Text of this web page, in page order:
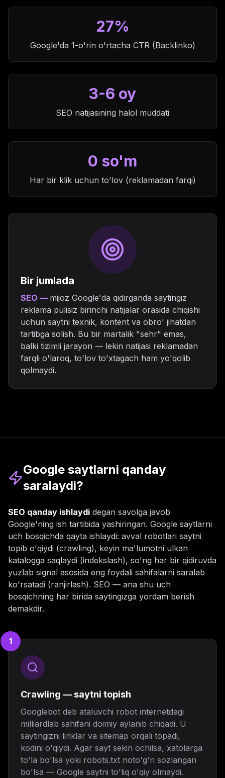
27%
Google'da 1-o'rin o'rtacha CTR (Backlinko)
3-6 oy
SEO natijasining halol muddati
0 so'm
Har bir klik uchun to'lov (reklamadan farqi)
Bir jumlada
SEO — mijoz Google'da qidirganda saytingiz
reklama pulisiz birinchi natijalar orasida chiqishi
uchun saytni texnik, kontent va obro' jihatdan
tartibga solish. Bu bir martalik "sehr" emas,
balki tizimli jarayon — lekin natijasi reklamadan
farqli o'laroq, to'lov to'xtagach ham yo'qolib
qolmaydi.
Google saytlarni qanday
saralaydi?
SEO qanday ishlaydi degan savolga javob
Google'ning ish tartibida yashiringan. Google saytlarni
uch bosqichda qayta ishlaydi: avval robotlari saytni
topib o'qiydi (crawling), keyin ma'lumotni ulkan
katalogga saqlaydi (indekslash), so'ng har bir qidiruvda
yuzlab signal asosida eng foydali sahifalarni saralab
ko'rsatadi (ranjirlash). SEO — ana shu uch
bosqichning har birida saytingizga yordam berish
demakdir.
1
Crawling — saytni topish
Googlebot deb ataluvchi robot internetdagi
milliardlab sahifani doimiy aylanib chiqadi. U
saytingizni linklar va sitemap orqali topadi,
kodini o'qiydi. Agar sayt sekin ochilsa, xatolarga
to'la bo'lsa yoki robots.txt noto'g'ri sozlangan
bo'lsa — Google saytni to'liq o'qiy olmaydi.